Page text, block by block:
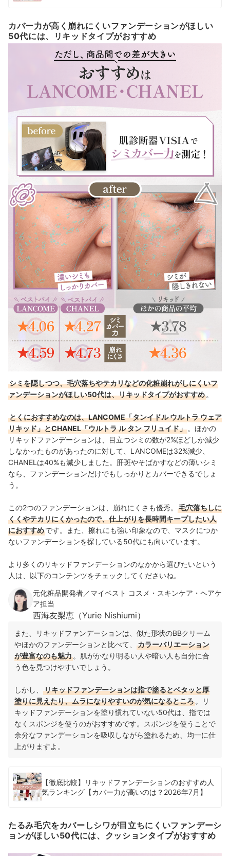
カバー力が高く崩れにくいファンデーションがほしい
50代には、リキッドタイプがおすすめ
シミを隠しつつ、毛穴落ちやテカリなどの化粧崩れがしにくいフ
ァンデーションがほしい50代は、リキッドタイプがおすすめ 。
とくにおすすめなのは、LANCOME「タンイドル ウルトラ ウェア
リキッド」とCHANEL「ウルトラ ル タン フリュイド」 。ほかの
リキッドファンデーションは、目立つシミの数が2%ほどしか減少
しなかったものがあったのに対して、LANCOMEは32%減少、
CHANELは40%も減少しました。肝斑やそばかすなどの薄いシミ
なら、ファンデーションだけでもしっかりとカバーできるでしょ
う。
この2つのファンデーションは、崩れにくさも優秀。
毛穴落ちしに
くくやテカリにくかったので、仕上がりを長時間キープしたい人
におすすめです。また、擦れにも強い印象なので、マスクにつか
ないファンデーションを探している50代にも向いています。
より多くのリキッドファンデーションのなかから選びたいという
人は、以下のコンテンツをチェックしてくださいね。
元化粧品開発者／マイベスト コスメ・スキンケア・ヘアケ
ア担当
西海友梨恵（Yurie Nishiumi）
また、リキッドファンデーションは、似た形状のBBクリーム
やほかのファンデーションと比べて、
カラーバリエーション
が豊富なのも魅力 。肌がかなり明るい人や暗い人も自分に合
う色を見つけやすいでしょう。
しかし、
リキッドファンデーションは指で塗るとベタッと厚
塗りに見えたり、ムラになりやすいのが気になるところ 。リ
キッドファンデーションを塗り慣れていない50代は、指では
なくスポンジを使うのがおすすめです。スポンジを使うことで
余分なファンデーションを吸収しながら塗れるため、均一に仕
上がりますよ。
【徹底比較】リキッドファンデーションのおすすめ人
気ランキング【カバー力が高いのは？2026年7月】
たるみ毛穴をカバーしシワが目立ちにくいファンデーシ
ョンがほしい50代には、クッションタイプがおすすめ